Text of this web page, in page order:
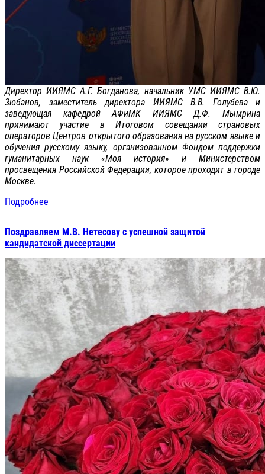
Директор ИИЯМС А.Г. Богданова, начальник УМС ИИЯМС В.Ю.
Зюбанов, заместитель директора ИИЯМС В.В. Голубева и
заведующая кафедрой АФиМК ИИЯМС Д.Ф. Мымрина
принимают участие в Итоговом совещании страновых
операторов Центров открытого образования на русском языке и
обучения русскому языку, организованном Фондом поддержки
гуманитарных наук «Моя история» и Министерством
просвещения Российской Федерации, которое проходит в городе
Москве.
Подробнее
Поздравляем М.В. Нетесову с успешной защитой
кандидатской диссертации